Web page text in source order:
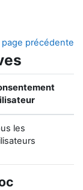
page précédente
les